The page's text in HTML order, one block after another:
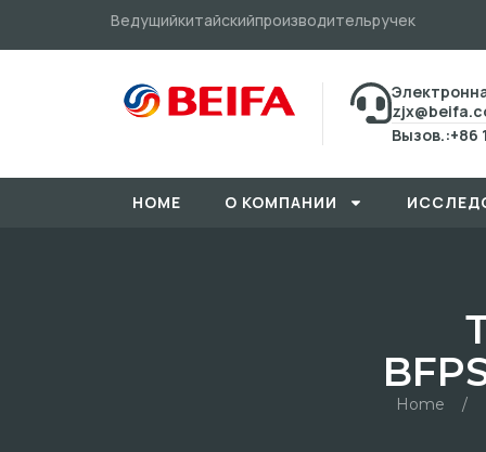
Ведущийкитайскийпроизводительручек
Вызов.:+86
HOME О КОМПАНИИ
Home /